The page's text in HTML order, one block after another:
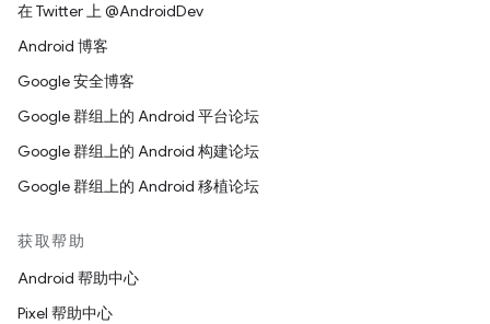
在 Twitter 上 @AndroidDev
Android 博客
Google 安全博客
Google 群组上的 Android 平台论坛
Google 群组上的 Android 构建论坛
Google 群组上的 Android 移植论坛
获取帮助
Android 帮助中心
Pixel 帮助中心